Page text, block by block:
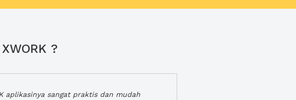
?
aplikasinya sangat praktis dan mudah